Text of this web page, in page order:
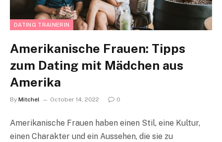
DATING TRAINERIN
Amerikanische Frauen: Tipps
zum Dating mit Mädchen aus
Amerika
By Mitchel October 14, 2022 0
Amerikanische Frauen haben einen Stil, eine Kultur,
einen Charakter und ein Aussehen, die sie zu